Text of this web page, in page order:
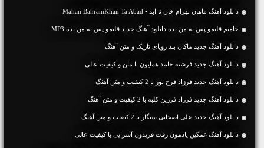
دانلود آهنگ ماهان بهرام خان تا ابد • Mahan BahramKhan Ta Abad
حامیم قلبمو پس به من بده دانلود آهنگ جدید قلبمو پس به من بده MP3
دانلود آهنگ جديد ماکان بند رویای تاریک و متن آهنگ
دانلود آهنگ جديد فرشته حامد همایون با متن و کیفیت عالی
دانلود آهنگ جديد فرزاد فرخ نور با 2 کیفیت و متن آهنگ
دانلود آهنگ جديد فرزاد فرزین کلبه با 2 کیفیت و متن آهنگ
دانلود آهنگ جديد علی اصحابی سیگار با 2 کیفیت و متن آهنگ
دانلود آهنگ غمگین یادمون رفت فریدون آسرایی با کیفیت عالی